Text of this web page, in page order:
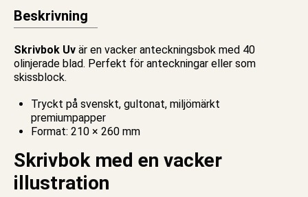
Beskrivning
Skrivbok Uv är en vacker anteckningsbok med 40
olinjerade blad. Perfekt för anteckningar eller som
skissblock.
Tryckt på svenskt, gultonat, miljömärkt
premiumpapper
Format: 210 × 260 mm
Skrivbok med en vacker
illustration